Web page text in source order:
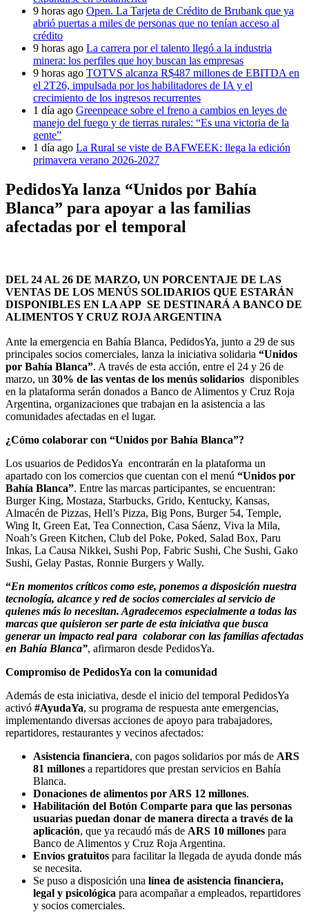
9 horas ago Open. La Tarjeta de Crédito de Brubank que ya
abrió puertas a miles de personas que no tenían acceso al
crédito
9 horas ago La carrera por el talento llegó a la industria
minera: los perfiles que hoy buscan las empresas
9 horas ago TOTVS alcanza R$487 millones de EBITDA en
el 2T26, impulsada por los habilitadores de IA y el
crecimiento de los ingresos recurrentes
1 día ago Greenpeace sobre el freno a cambios en leyes de
manejo del fuego y de tierras rurales: “Es una victoria de la
gente”
1 día ago La Rural se viste de BAFWEEK: llega la edición
primavera verano 2026-2027
PedidosYa lanza “Unidos por Bahía
Blanca” para apoyar a las familias
afectadas por el temporal
DEL 24 AL 26 DE MARZO, UN PORCENTAJE DE LAS
VENTAS DE LOS MENÚS SOLIDARIOS QUE ESTARÁN
DISPONIBLES EN LA APP SE DESTINARÁ A BANCO DE
ALIMENTOS Y CRUZ ROJA ARGENTINA
Ante la emergencia en Bahía Blanca, PedidosYa, junto a 29 de sus
principales socios comerciales, lanza la iniciativa solidaria “Unidos
por Bahía Blanca”. A través de esta acción, entre el 24 y 26 de
marzo, un 30% de las ventas de los menús solidarios disponibles
en la plataforma serán donados a Banco de Alimentos y Cruz Roja
Argentina, organizaciones que trabajan en la asistencia a las
comunidades afectadas en el lugar.
¿Cómo colaborar con “Unidos por Bahía Blanca”?
Los usuarios de PedidosYa encontrarán en la plataforma un
apartado con los comercios que cuentan con el menú “Unidos por
Bahía Blanca”. Entre las marcas participantes, se encuentran:
Burger King, Mostaza, Starbucks, Grido, Kentucky, Kansas,
Almacén de Pizzas, Hell’s Pizza, Big Pons, Burger 54, Temple,
Wing It, Green Eat, Tea Connection, Casa Sáenz, Viva la Mila,
Noah’s Green Kitchen, Club del Poke, Poked, Salad Box, Paru
Inkas, La Causa Nikkei, Sushi Pop, Fabric Sushi, Che Sushi, Gako
Sushi, Gelay Pastas, Ronnie Burgers y Wally.
“En momentos críticos como este, ponemos a disposición nuestra
tecnología, alcance y red de socios comerciales al servicio de
quienes más lo necesitan. Agradecemos especialmente a todas las
marcas que quisieron ser parte de esta iniciativa que busca
generar un impacto real para colaborar con las familias afectadas
en Bahía Blanca”, afirmaron desde PedidosYa.
Compromiso de PedidosYa con la comunidad
Además de esta iniciativa, desde el inicio del temporal PedidosYa
activó #AyudaYa, su programa de respuesta ante emergencias,
implementando diversas acciones de apoyo para trabajadores,
repartidores, restaurantes y vecinos afectados:
Asistencia financiera, con pagos solidarios por más de ARS
81 millones a repartidores que prestan servicios en Bahía
Blanca.
Donaciones de alimentos por ARS 12 millones.
Habilitación del Botón Comparte para que las personas
usuarias puedan donar de manera directa a través de la
aplicación, que ya recaudó más de ARS 10 millones para
Banco de Alimentos y Cruz Roja Argentina.
Envíos gratuitos para facilitar la llegada de ayuda donde más
se necesita.
Se puso a disposición una línea de asistencia financiera,
legal y psicológica para acompañar a empleados, repartidores
y socios comerciales.